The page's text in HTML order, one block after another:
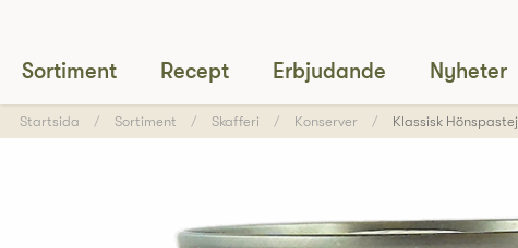
Sortiment Recept Erbjudande Nyheter
Startsida Sortiment Skafferi Konserver Klassisk Hönspastej